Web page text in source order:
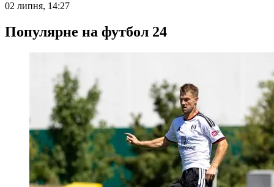
02 липня, 14:27
Популярне на футбол 24